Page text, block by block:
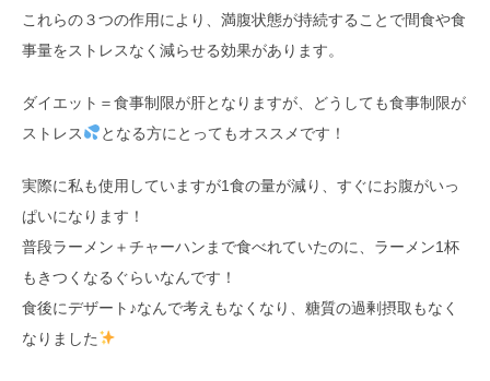
これらの３つの作用により、満腹状態が持続することで間食や食
事量をストレスなく減らせる効果があります。
ダイエット＝食事制限が肝となりますが、どうしても食事制限が
ストレス
となる方にとってもオススメです！
実際に私も使用していますが1食の量が減り、すぐにお腹がいっ
ぱいになります！
普段ラーメン＋チャーハンまで食べれていたのに、ラーメン1杯
もきつくなるぐらいなんです！
食後にデザート♪なんで考えもなくなり、糖質の過剰摂取もなく
なりました